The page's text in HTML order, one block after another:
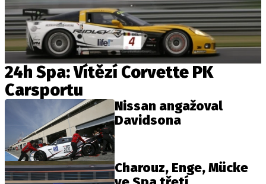
24h Spa: Vítězí Corvette PK
Carsportu
Nissan angažoval
Davidsona
Charouz, Enge, Mücke